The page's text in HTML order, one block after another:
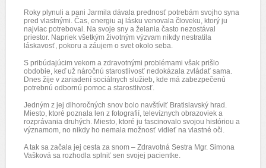
Roky plynuli a pani Jarmila dávala prednosť potrebám svojho syna
pred vlastnými. Čas, energiu aj lásku venovala človeku, ktorý ju
najviac potreboval. Na svoje sny a želania často nezostával
priestor. Napriek všetkým životným výzvam nikdy nestratila
láskavosť, pokoru a záujem o svet okolo seba.
S pribúdajúcim vekom a zdravotnými problémami však prišlo
obdobie, keď už náročnú starostlivosť nedokázala zvládať sama.
Dnes žije v zariadení sociálnych služieb, kde má zabezpečenú
potrebnú odbornú pomoc a starostlivosť.
Jedným z jej dlhoročných snov bolo navštíviť Bratislavský hrad.
Miesto, ktoré poznala len z fotografií, televíznych obrazoviek a
rozprávania druhých. Miesto, ktoré ju fascinovalo svojou históriou a
významom, no nikdy ho nemala možnosť vidieť na vlastné oči.
A tak sa začala jej cesta za snom – Zdravotná Sestra Mgr. Simona
Vašková sa rozhodla splniť sen svojej pacientke.